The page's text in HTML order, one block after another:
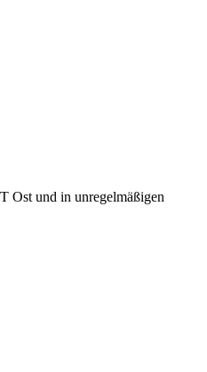
Ost und in unregelmäßigen